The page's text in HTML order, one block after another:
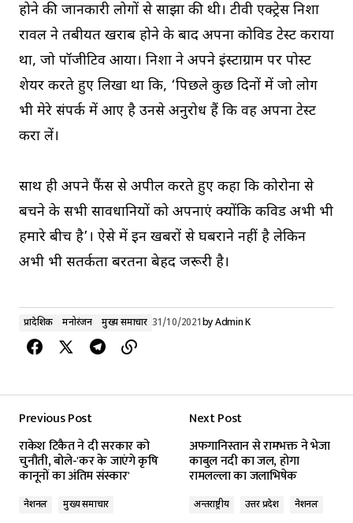
होने की जानकारी लोगों से साझा की थी। टीवी एक्ट्रेस निशा
रावल ने तबीयत खराब होने के बाद अपना कोविड टेस्ट कराया
था, जो पॉजीटिव आया। निशा ने अपने इंस्टाग्राम पर पोस्ट
शेयर करते हुए लिखा था कि, ‘पिछले कुछ दिनों में जो लोग
भी मेरे संपर्क में आए है उनसे अनुरोध हैं कि वह अपना टेस्ट
करा लें।
साथ ही अपने फैंस से अपील करते हुए कहा कि कोरोना से
बचने के सभी सावधानियों को अपनाएं क्योंकि कविड अभी भी
हमारे बीच है’। ऐसे में इन खबरों से घबराने नहीं है लेकिन
अभी भी सतर्कता बरतना बेहद जरूरी है।
प्रादेशिक मनोरंजन मुख्य समाचार 31/10/2021byAdmin K
Previous Post
राकेश टिकैत ने दी सरकार को
चुनौती, बोले-'कर के जाएंगे कृषि
कानूनों का अंतिम संस्कार'
नेशनल मुख्य समाचार
Next Post
अफगानिस्तान से रामभक्त ने भेजा
काबुल नदी का जल, होगा
रामलल्ला का जलाभिषेक
अन्तर्राष्ट्रीय उत्तर प्रदेश नेशनल